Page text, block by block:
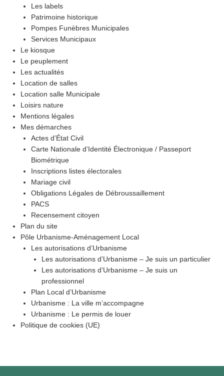
Les labels
Patrimoine historique
Pompes Funèbres Municipales
Services Municipaux
Le kiosque
Le peuplement
Les actualités
Location de salles
Location salle Municipale
Loisirs nature
Mentions légales
Mes démarches
Actes d’État Civil
Carte Nationale d’Identité Électronique / Passeport
Biométrique
Inscriptions listes électorales
Mariage civil
Obligations Légales de Débroussaillement
PACS
Recensement citoyen
Plan du site
Pôle Urbanisme-Aménagement Local
Les autorisations d’Urbanisme
Les autorisations d’Urbanisme – Je suis un particulier
Les autorisations d’Urbanisme – Je suis un
professionnel
Plan Local d’Urbanisme
Urbanisme : La ville m’accompagne
Urbanisme : Le permis de louer
Politique de cookies (UE)